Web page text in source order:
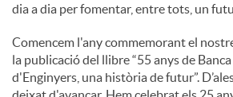
t
s
dia a dia per fomentar, entre tots, un
Comencem l'any commemorant el
la publicació del llibre “55 anys de
d'Enginyers, una història de futur”.